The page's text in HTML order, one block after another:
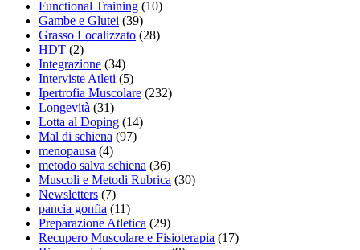
Functional Training (10)
Gambe e Glutei (39)
Grasso Localizzato (28)
HDT (2)
Integrazione (34)
Interviste Atleti (5)
Ipertrofia Muscolare (232)
Longevità (31)
Lotta al Doping (14)
Mal di schiena (97)
menopausa (4)
metodo salva schiena (36)
Muscoli e Metodi Rubrica (30)
Newsletters (7)
pancia gonfia (11)
Preparazione Atletica (29)
Recupero Muscolare e Fisioterapia (17)